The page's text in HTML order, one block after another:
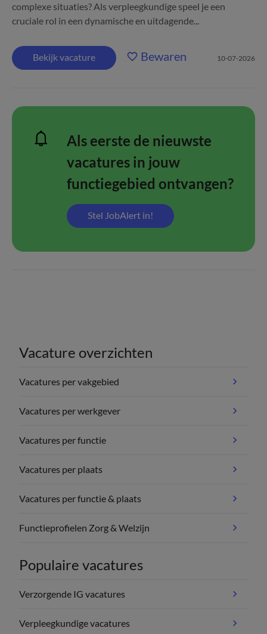
complexe situaties? Als verpleegkundige speel je een
cruciale rol in een dynamische en uitdagende...
Bekijk vacature Bewaren 10-07-2026
Als eerste de nieuwste
vacatures in jouw
functiegebied ontvangen?
Stel JobAlert in!
Vacature overzichten
Vacatures per vakgebied
Vacatures per werkgever
Vacatures per functie
Vacatures per plaats
Vacatures per functie & plaats
Functieprofielen Zorg & Welzijn
Populaire vacatures
Verzorgende IG vacatures
Verpleegkundige vacatures